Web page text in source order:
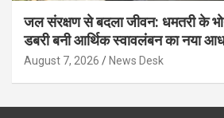
जल संरक्षण से बदला जीवन: धमतरी के
डबरी बनी आर्थिक स्वावलंबन का नया
August 7, 2026 News Desk